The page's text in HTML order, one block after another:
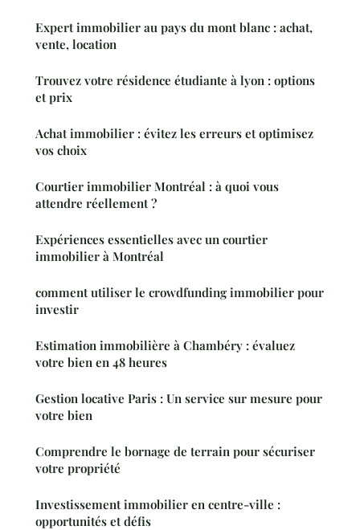
Expert immobilier au pays du mont blanc : achat,
vente, location
Trouvez votre résidence étudiante à lyon : options
et prix
Achat immobilier : évitez les erreurs et optimisez
vos choix
Courtier immobilier Montréal : à quoi vous
attendre réellement ?
Expériences essentielles avec un courtier
immobilier à Montréal
comment utiliser le crowdfunding immobilier pour
investir
Estimation immobilière à Chambéry : évaluez
votre bien en 48 heures
Gestion locative Paris : Un service sur mesure pour
votre bien
Comprendre le bornage de terrain pour sécuriser
votre propriété
Investissement immobilier en centre-ville :
opportunités et défis